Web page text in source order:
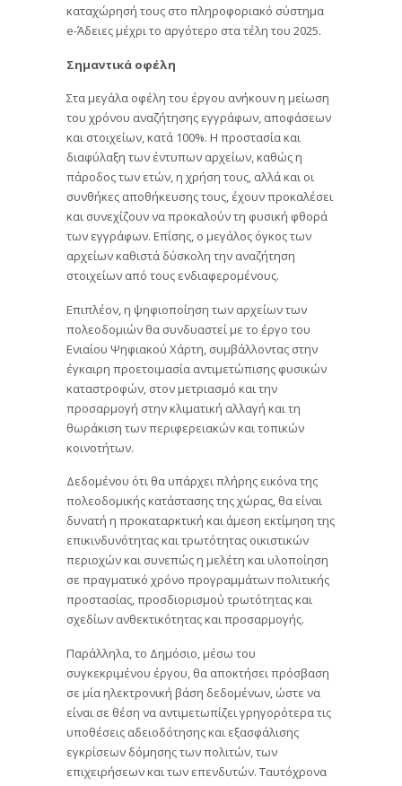
καταχώρησή τους στο πληροφοριακό σύστημα
e-Άδειες μέχρι το αργότερο στα τέλη του 2025.
Σημαντικά οφέλη
Στα μεγάλα οφέλη του έργου ανήκουν η μείωση
του χρόνου αναζήτησης εγγράφων, αποφάσεων
και στοιχείων, κατά 100%. Η προστασία και
διαφύλαξη των έντυπων αρχείων, καθώς η
πάροδος των ετών, η χρήση τους, αλλά και οι
συνθήκες αποθήκευσης τους, έχουν προκαλέσει
και συνεχίζουν να προκαλούν τη φυσική φθορά
των εγγράφων. Επίσης, ο μεγάλος όγκος των
αρχείων καθιστά δύσκολη την αναζήτηση
στοιχείων από τους ενδιαφερομένους.
Επιπλέον, η ψηφιοποίηση των αρχείων των
πολεοδομιών θα συνδυαστεί με το έργο του
Ενιαίου Ψηφιακού Χάρτη, συμβάλλοντας στην
έγκαιρη προετοιμασία αντιμετώπισης φυσικών
καταστροφών, στον μετριασμό και την
προσαρμογή στην κλιματική αλλαγή και τη
θωράκιση των περιφερειακών και τοπικών
κοινοτήτων.
Δεδομένου ότι θα υπάρχει πλήρης εικόνα της
πολεοδομικής κατάστασης της χώρας, θα είναι
δυνατή η προκαταρκτική και άμεση εκτίμηση της
επικινδυνότητας και τρωτότητας οικιστικών
περιοχών και συνεπώς η μελέτη και υλοποίηση
σε πραγματικό χρόνο προγραμμάτων πολιτικής
προστασίας, προσδιορισμού τρωτότητας και
σχεδίων ανθεκτικότητας και προσαρμογής.
Παράλληλα, το Δημόσιο, μέσω του
συγκεκριμένου έργου, θα αποκτήσει πρόσβαση
σε μία ηλεκτρονική βάση δεδομένων, ώστε να
είναι σε θέση να αντιμετωπίζει γρηγορότερα τις
υποθέσεις αδειοδότησης και εξασφάλισης
εγκρίσεων δόμησης των πολιτών, των
επιχειρήσεων και των επενδυτών. Ταυτόχρονα